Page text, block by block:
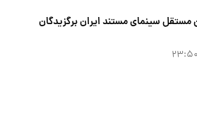
سینمای مستند ایران برگزیدگان